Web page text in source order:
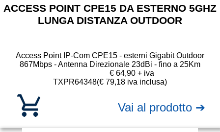
ACCESS POINT CPE15 DA ESTERNO 5GHZ
LUNGA DISTANZA OUTDOOR
Access Point IP-Com CPE15 - esterni Gigabit Outdoor
867Mbps - Antenna Direzionale 23dBi - fino a 25Km
TXPR64348
€ 64,90 + iva
(€ 79,18 iva inclusa)
Vai al prodotto ➔